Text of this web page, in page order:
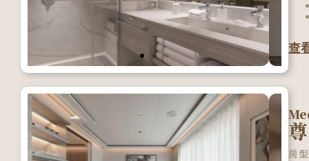
查
房